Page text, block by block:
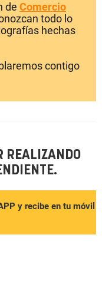
de Comercio
todo lo
hechas
contigo
REALIZANDO
y recibe en tu móvil